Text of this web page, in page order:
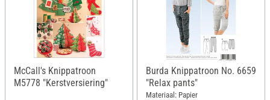
McCall's Knippatroon
M5778 "Kerstversiering"
Burda Knippatroon No. 6659
"Relax pants"
Materiaal: Papier